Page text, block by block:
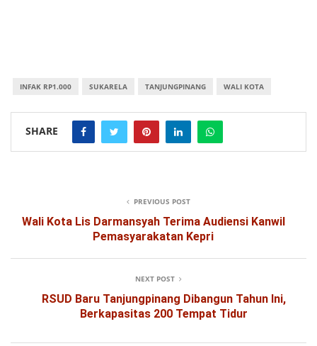
INFAK RP1.000 SUKARELA TANJUNGPINANG WALI KOTA
SHARE
PREVIOUS POST
Wali Kota Lis Darmansyah Terima Audiensi Kanwil
Pemasyarakatan Kepri
NEXT POST
RSUD Baru Tanjungpinang Dibangun Tahun Ini,
Berkapasitas 200 Tempat Tidur